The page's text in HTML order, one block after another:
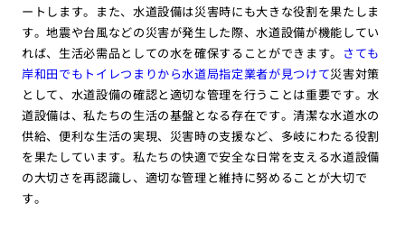
ートします。また、水道設備は災害時にも大きな役割を果たしま
す。地震や台風などの災害が発生した際、水道設備が機能してい
れば、生活必需品としての水を確保することができます。 さても
岸和田でもトイレつまりから水道局指定業者が見つけて災害対策
として、水道設備の確認と適切な管理を行うことは重要です。水
道設備は、私たちの生活の基盤となる存在です。清潔な水道水の
供給、便利な生活の実現、災害時の支援など、多岐にわたる役割
を果たしています。私たちの快適で安全な日常を支える水道設備
の大切さを再認識し、適切な管理と維持に努めることが大切で
す。